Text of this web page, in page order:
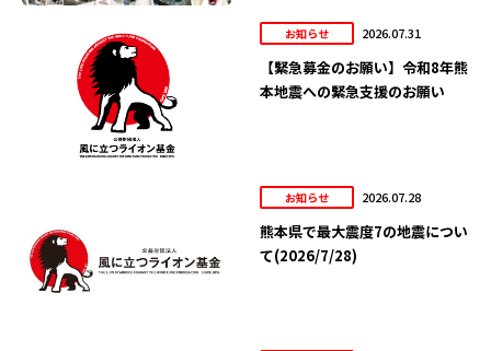
お知らせ 2026.07.31
【緊急募金のお願い】令和8年熊
本地震への緊急支援のお願い
お知らせ 2026.07.28
熊本県で最大震度7の地震につい
て(2026/7/28)